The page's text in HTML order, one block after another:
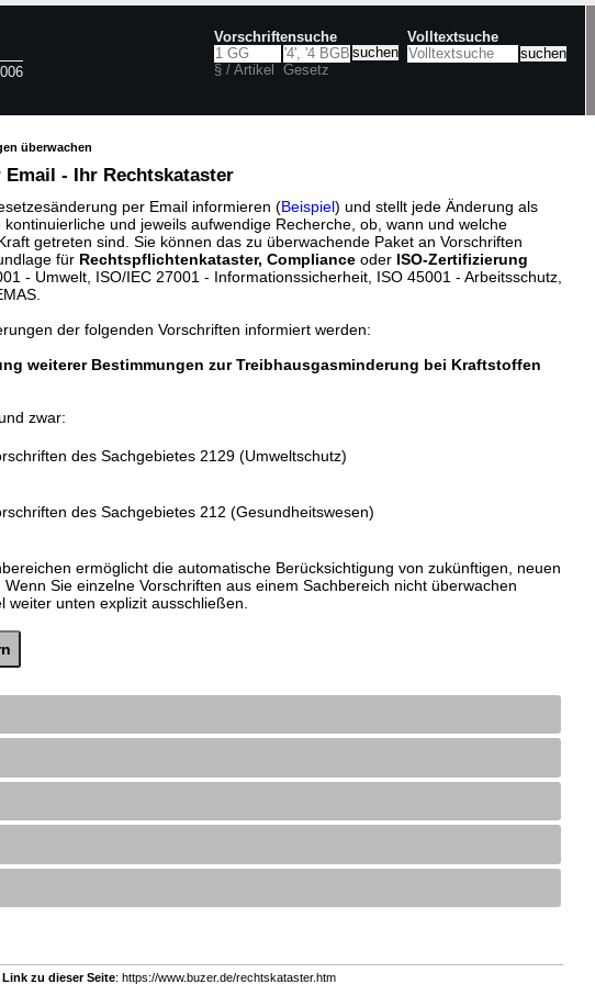
Vorschriftensuche
§ / Artikel Gesetz
Volltextsuche
überwachen
Email - Ihr Rechtskataster
per Email informieren (Beispiel) und stellt jede Änderung als
und jeweils aufwendige Recherche, ob, wann und welche
getreten sind. Sie können das zu überwachende Paket an Vorschriften
für Rechtspflichtenkataster, Compliance oder ISO-Zertifizierung
- Umwelt, ISO/IEC 27001 - Informationssicherheit, ISO 45001 - Arbeitsschutz,
der folgenden Vorschriften informiert werden:
weiterer Bestimmungen zur Treibhausgasminderung bei Kraftstoffen
zwar:
des Sachgebietes 2129 (Umweltschutz)
des Sachgebietes 212 (Gesundheitswesen)
ermöglicht die automatische Berücksichtigung von zukünftigen, neuen
Sie einzelne Vorschriften aus einem Sachbereich nicht überwachen
weiter unten explizit ausschließen.
Link zu dieser Seite: https://www.buzer.de/rechtskataster.htm